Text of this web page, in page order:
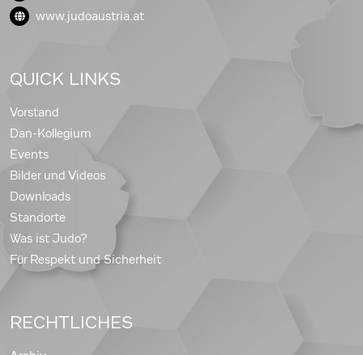
www.judoaustria.at
QUICK LINKS
Vorstand
Dan-Kollegium
Events
Bilder und Videos
Downloads
Standorte
Was ist Judo?
Für Respekt und Sicherheit
RECHTLICHES